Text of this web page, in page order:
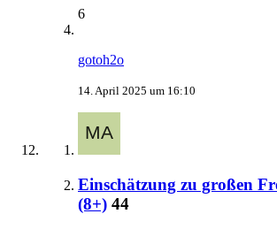
6
gotoh2o
14. April 2025 um 16:10
Einschätzung zu großen
(8+) 44